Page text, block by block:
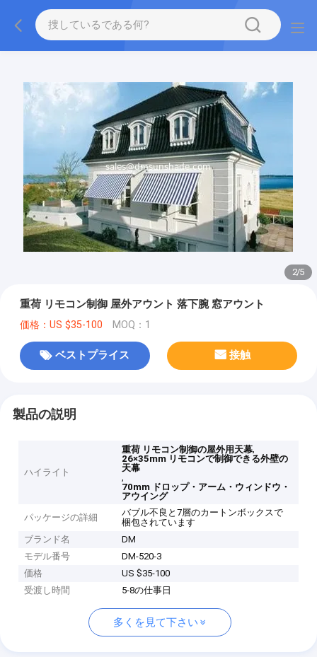
2/5
重荷 リモコン制御 屋外アウント 落下腕 窓アウント
価格：US $35-100 MOQ：1
ベストプライス 接触
製品の説明
ハイライト
重荷 リモコン制御の屋外用天幕,
26×35mm リモコンで制御できる外壁の
天幕
,
70mm ドロップ・アーム・ウィンドウ・
アウイング
パッケージの詳細
バブル不良と7層のカートンボックスで
梱包されています
ブランド名
DM
モデル番号
DM-520-3
価格
US $35-100
受渡し時間
5-8の仕事日
多くを見て下さい